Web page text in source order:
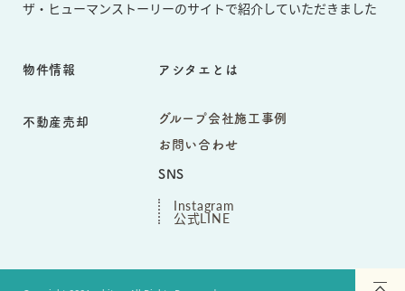
ザ・ヒューマンストーリーのサイトで紹介していただきました
物件情報
不動産売却
アシタエとは
グループ会社施工事例
お問い合わせ
SNS
Instagram
公式LINE